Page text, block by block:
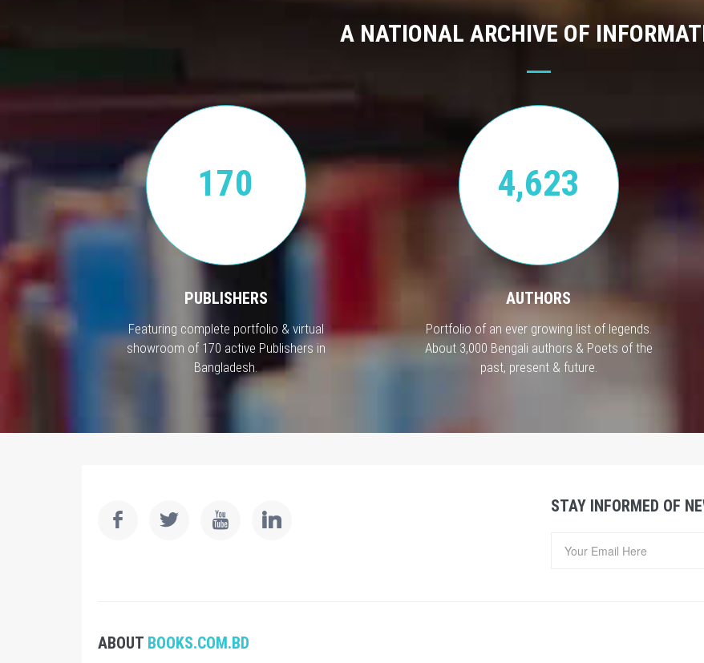
A NATIONAL ARCHIVE OF
170
PUBLISHERS
Featuring complete portfolio & virtual
showroom of 170 active Publishers in
Bangladesh.
4,623
AUTHORS
Portfolio of an ever growing list of legends.
About 3,000 Bengali authors & Poets of the
past, present & future.
STAY INFORMED OF
ABOUT BOOKS.COM.BD